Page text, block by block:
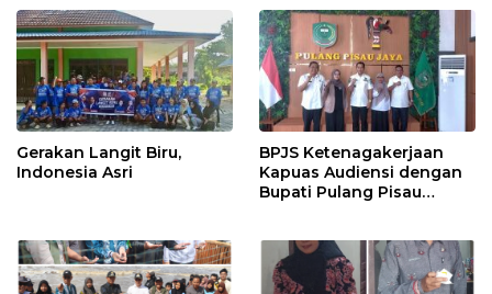
Gerakan Langit Biru,
Indonesia Asri
BPJS Ketenagakerjaan
Kapuas Audiensi dengan
Bupati Pulang Pisau
Pekerja Rentan